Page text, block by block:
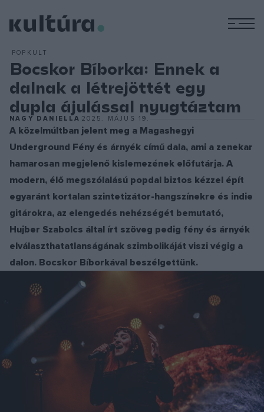
POPKULT
Bocskor Bíborka: Ennek a
dalnak a létrejöttét egy
dupla ájulással nyugtáztam
NAGY DANIELLA 2025. MÁJUS 19.
A közelmúltban jelent meg a Magashegyi
Underground Fény és árnyék című dala, ami a zenekar
hamarosan megjelenő kislemezének előfutárja. A
modern, élő megszólalású popdal biztos kézzel épít
egyaránt kortalan szintetizátor-hangszínekre és indie
gitárokra, az elengedés nehézségét bemutató,
Hujber Szabolcs által írt szöveg pedig fény és árnyék
elválaszthatatlanságának szimbolikáját viszi végig a
dalon. Bocskor Bíborkával beszélgettünk.